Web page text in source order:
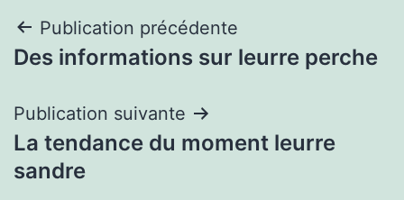
Navigation
de
l’article
Publication précédente
Des informations sur leurre perche
Publication suivante
La tendance du moment leurre
sandre